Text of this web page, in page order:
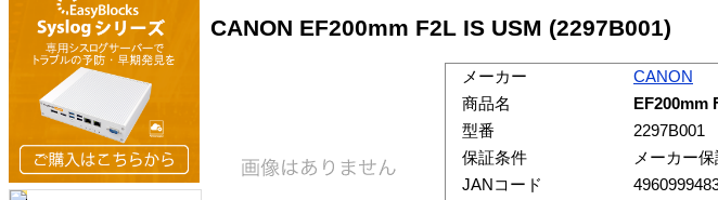
CANON EF200mm F2L IS USM (2297B001)
メーカー
CANON
商品名
EF200mm
型番
2297B001
保証条件
メーカー保
JANコード